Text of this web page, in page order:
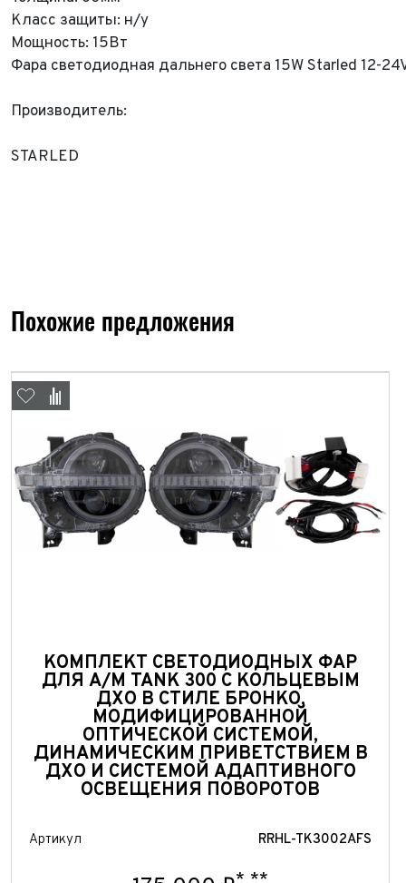
Класс защиты: н/у
Мощность: 15Вт
Фара светодиодная дальнего света 15W Starled 12-
Производитель:
STARLED
Похожие предложения
КОМПЛЕКТ СВЕТОДИОДНЫХ ФАР
ДЛЯ А/М TANK 300 С КОЛЬЦЕВЫМ
ДХО В СТИЛЕ БРОНКО,
МОДИФИЦИРОВАННОЙ
ОПТИЧЕСКОЙ СИСТЕМОЙ,
ДИНАМИЧЕСКИМ ПРИВЕТСТВИЕМ В
ДХО И СИСТЕМОЙ АДАПТИВНОГО
ОСВЕЩЕНИЯ ПОВОРОТОВ
Артикул RRHL-TK3002AFS
ФИО*